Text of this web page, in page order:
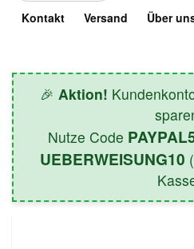
Kontakt Versand Über
🎉 Aktion!
Nutze Code
UEBERWEISUNG10